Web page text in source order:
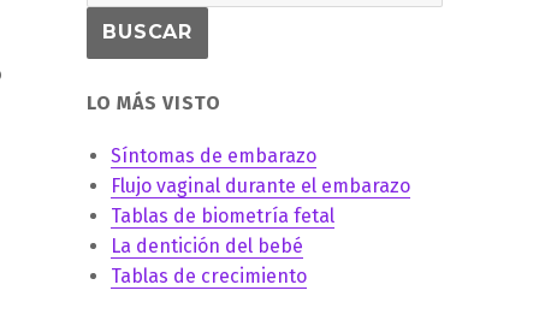
LO MÁS VISTO
Síntomas de embarazo
Flujo vaginal durante el embarazo
Tablas de biometría fetal
La dentición del bebé
Tablas de crecimiento